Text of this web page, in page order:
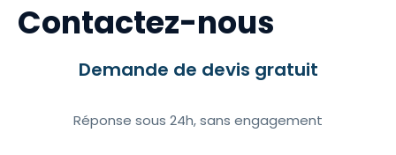
Contactez-nous
Demande de devis gratuit
Réponse sous 24h, sans engagement